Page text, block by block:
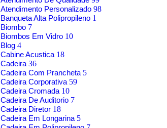
Atendimento Personalizado 98
Banqueta Alta Polipropileno 1
Biombo 7
Biombos Em Vidro 10
Blog 4
Cabine Acustica 18
Cadeira 36
Cadeira Com Prancheta 5
Cadeira Corporativa 59
Cadeira Cromada 10
Cadeira De Auditorio 7
Cadeira Diretor 18
Cadeira Em Longarina 5